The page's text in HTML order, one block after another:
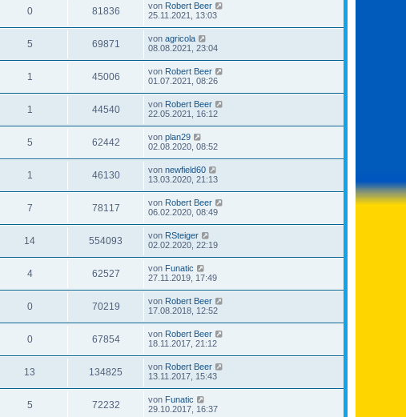
0 81836 von Robert Beer
25.11.2021, 13:03
5 69871 von agricola
08.08.2021, 23:04
1 45006 von Robert Beer
01.07.2021, 08:26
1 44540 von Robert Beer
22.05.2021, 16:12
5 62442 von plan29
02.08.2020, 08:52
1 46130 von newfield60
13.03.2020, 21:13
7 78117 von Robert Beer
06.02.2020, 08:49
14 554093 von RSteiger
02.02.2020, 22:19
4 62527 von Funatic
27.11.2019, 17:49
0 70219 von Robert Beer
17.08.2018, 12:52
0 67854 von Robert Beer
18.11.2017, 21:12
13 134825 von Robert Beer
13.11.2017, 15:43
5 72232 von Funatic
29.10.2017, 16:37